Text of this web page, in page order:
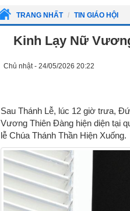
TRANG NHẤT TIN GIÁO HỘI
Kinh Lạy Nữ
Chủ nhật - 24/05/2026 20:22
Sau Thánh Lễ, lúc 12 giờ trưa,
Vương Thiên Đàng hiện diện tại
lễ Chúa Thánh Thần Hiện Xuống.